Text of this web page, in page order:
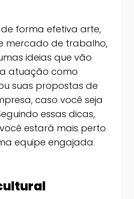
forma efetiva arte,
mercado de trabalho,
ideias que vão
atuação como
suas propostas de
caso você seja
essas dicas,
estará mais perto
equipe engajada.